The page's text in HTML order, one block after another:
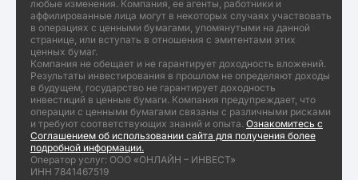
любые изменения. Компания, ее агенты, работники и
аффилированные лица могут в некоторых случаях участвовать
в операциях с ценными бумагами, упомянутыми на данной
странице, или вступать в отношения с эмитентами этих
ценных бумаг.
Компания не обещает и не гарантирует доходность вложений.
Результаты инвестирования в прошлом не определяют доходы
в будущем, государство не гарантирует доходность
инвестиций в ценные бумаги. Компания предупреждает, что
операции с ценными бумагами связаны с различными рисками
и требуют соответствующих знаний и опыта. Ознакомитесь с
Соглашением об использовании сайта для получения более
подробной информации.
Оператор услуг: ООО «ОНЛАЙН – ИНВЕСТ»
ИНН 7841467519